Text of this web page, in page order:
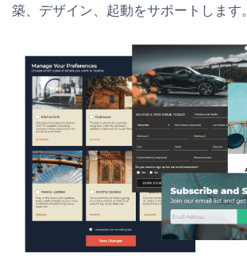
築、デザイン、起動をサポートします。